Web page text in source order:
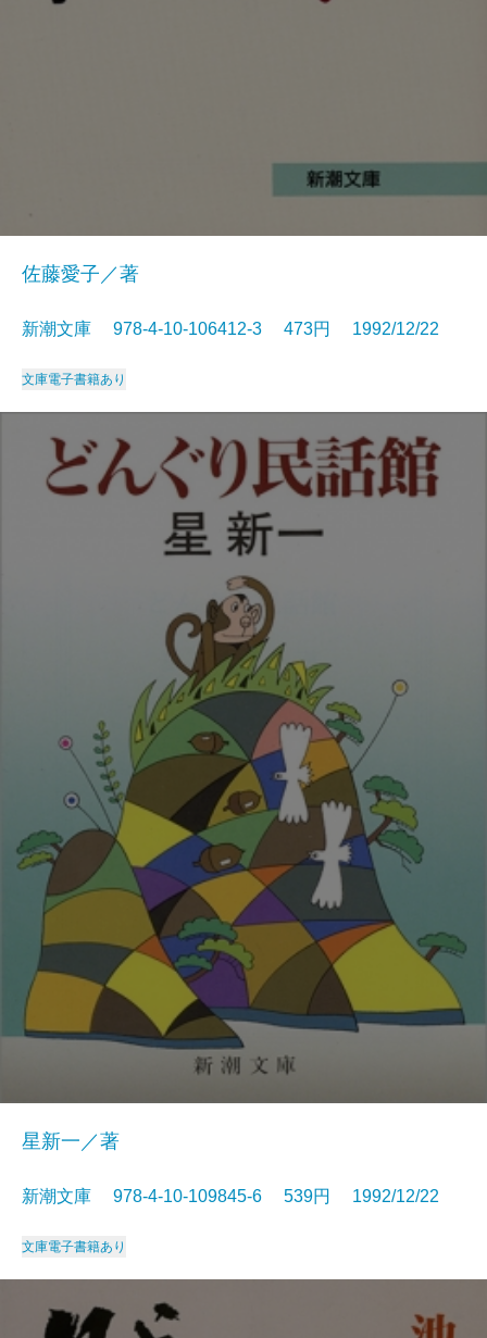
佐藤愛子／著
新潮文庫 978-4-10-106412-3 473円 1992/12/22
文庫電子書籍あり
星新一／著
新潮文庫 978-4-10-109845-6 539円 1992/12/22
文庫電子書籍あり